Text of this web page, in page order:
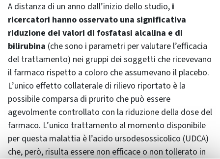
A distanza di un anno dall’inizio dello studio, i
ricercatori hanno osservato una significativa
riduzione dei valori di fosfatasi alcalina e di
bilirubina (che sono i parametri per valutare l’efficacia
del trattamento) nei gruppi dei soggetti che ricevevano
il farmaco rispetto a coloro che assumevano il placebo.
L’unico effetto collaterale di rilievo riportato è la
possibile comparsa di prurito che può essere
agevolmente controllato con la riduzione della dose del
farmaco. L’unico trattamento al momento disponibile
per questa malattia è l’acido ursodesossicolico (UDCA)
che, però, risulta essere non efficace o non tollerato in